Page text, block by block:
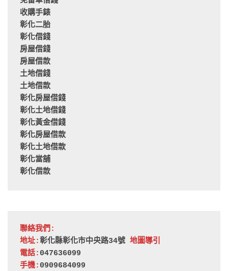
收購手錶
彰化二胎
彰化借錢
房屋借錢
房屋借款
土地借錢
土地借款
彰化房屋借錢
彰化土地借錢
彰化黃金借錢
彰化房屋借款
彰化土地借款
彰化當舖
彰化借款
聯絡我們:
地址:彰化縣彰化市中央路34號 地圖導引
電話: 047636099
手機: 0909684099